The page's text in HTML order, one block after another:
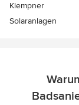
Klempner
Solaranlagen